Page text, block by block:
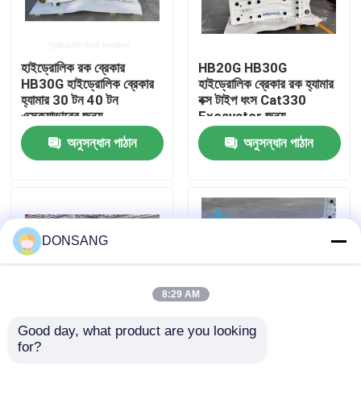
আমাদের সম্পর্কে
কারখানা ভ্রমণ
যোগাযোগ করুন
হাইড্রোলিক রক ব্রেকার
হাইড্রোলিক রক ব্রেকার
HB30G হাইড্রোলিক ব্রেকার
হ্যামার 30 টন 40 টন
এক্সক্যাভারের জন্য
অনুসন্ধান পাঠান
HB20G HB30G
হাইড্রোলিক ব্রেকার রক হ্যামার
বক্স টাইপ ধংস Cat330
Excavator জন্য
অনুসন্ধান পাঠান
সিজেল 165 মিমি প্রশস্ত
DONSANG
8:29 AM
Good day, what product are you looking
for?